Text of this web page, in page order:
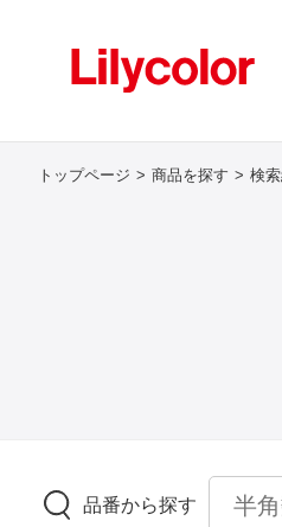
トップページ 商品を探す 検
品番から探す